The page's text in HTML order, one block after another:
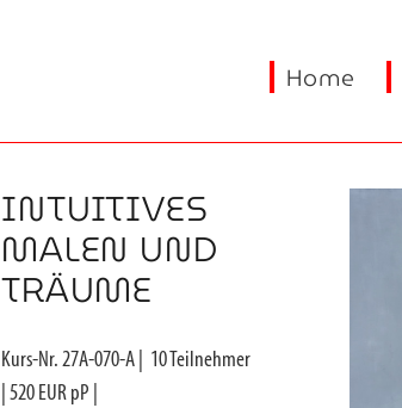
Home
INTUITIVES
MALEN UND
TRÄUME
Kurs-Nr. 27A-070-A| 10Teilnehmer
520EUR pP |